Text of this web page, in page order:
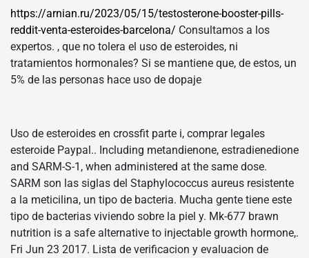
https://arnian.ru/2023/05/15/testosterone-booster-pills-
reddit-venta-esteroides-barcelona/ Consultamos a los
expertos. , que no tolera el uso de esteroides, ni
tratamientos hormonales? Si se mantiene que, de estos, un
5% de las personas hace uso de dopaje
Uso de esteroides en crossfit parte i, comprar legales
esteroide Paypal.. Including metandienone, estradienedione
and SARM-S-1, when administered at the same dose.
SARM son las siglas del Staphylococcus aureus resistente
a la meticilina, un tipo de bacteria. Mucha gente tiene este
tipo de bacterias viviendo sobre la piel y. Mk-677 brawn
nutrition is a safe alternative to injectable growth hormone,.
Fri Jun 23 2017. Lista de verificacion y evaluacion de